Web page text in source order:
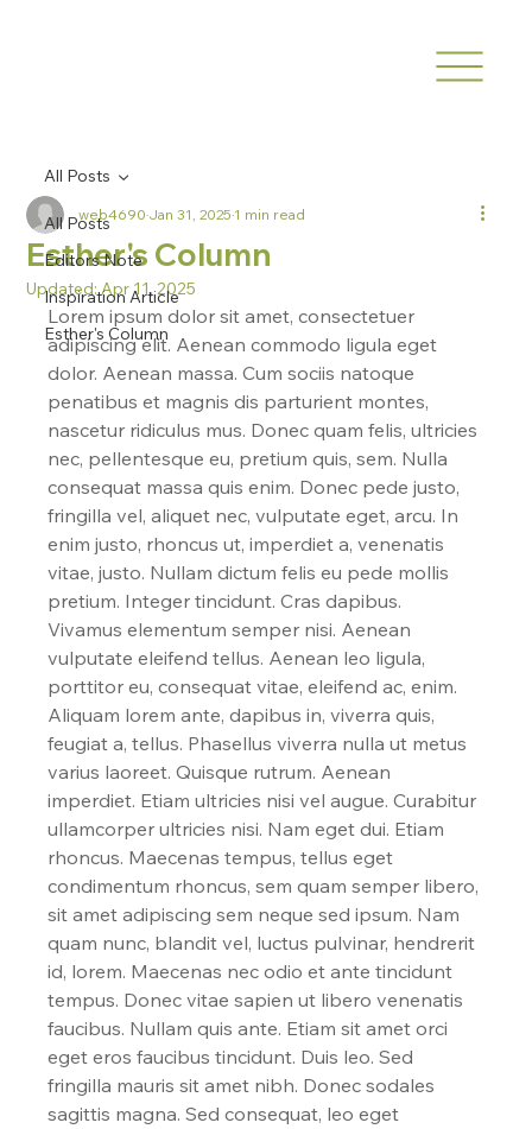
All Posts
Editors Note
Inspiration Article
Esther's Column
All Posts
Esther's Column
web4690Jan 31, 20251 min read
Updated:Apr 11, 2025
Lorem ipsum dolor sit amet, consectetuer
adipiscing elit. Aenean commodo ligula eget
dolor. Aenean massa. Cum sociis natoque
penatibus et magnis dis parturient montes,
nascetur ridiculus mus. Donec quam felis, ultricies
nec, pellentesque eu, pretium quis, sem. Nulla
consequat massa quis enim. Donec pede justo,
fringilla vel, aliquet nec, vulputate eget, arcu. In
enim justo, rhoncus ut, imperdiet a, venenatis
vitae, justo. Nullam dictum felis eu pede mollis
pretium. Integer tincidunt. Cras dapibus.
Vivamus elementum semper nisi. Aenean
vulputate eleifend tellus. Aenean leo ligula,
porttitor eu, consequat vitae, eleifend ac, enim.
Aliquam lorem ante, dapibus in, viverra quis,
feugiat a, tellus. Phasellus viverra nulla ut metus
varius laoreet. Quisque rutrum. Aenean
imperdiet. Etiam ultricies nisi vel augue. Curabitur
ullamcorper ultricies nisi. Nam eget dui. Etiam
rhoncus. Maecenas tempus, tellus eget
condimentum rhoncus, sem quam semper libero,
sit amet adipiscing sem neque sed ipsum. Nam
quam nunc, blandit vel, luctus pulvinar, hendrerit
id, lorem. Maecenas nec odio et ante tincidunt
tempus. Donec vitae sapien ut libero venenatis
faucibus. Nullam quis ante. Etiam sit amet orci
eget eros faucibus tincidunt. Duis leo. Sed
fringilla mauris sit amet nibh. Donec sodales
sagittis magna. Sed consequat, leo eget